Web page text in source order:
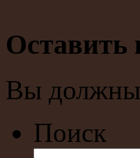
Оставить
Вы должны
Поиск